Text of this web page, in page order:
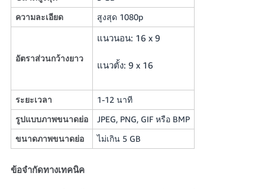
ความละเอียด
สูงสุด 1080p
อัตราส่วนกว้างยาว
แนวนอน: 16 x 9
แนวตั้ง: 9 x 16
ระยะเวลา
1-12 นาที
รูปแบบภาพขนาดย่อ
JPEG, PNG, GIF หรือ BMP
ขนาดภาพขนาดย่อ
ไม่เกิน 5 GB
ข้อจำกัดทางเทคนิค